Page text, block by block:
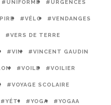
#UNIFORME #URGENCES
#VÉLO #VENDANGES
#VERS DE TERRE
#VIN #VINCENT GAUDIN
#VOILE #VOILIER
#VOYAGE SCOLAIRE
#YÉTI #YOGA #YOGAA